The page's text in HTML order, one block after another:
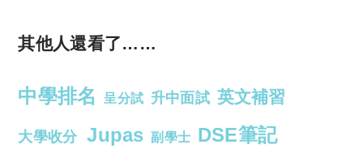
其他人還看了……
中學排名 呈分試 升中面試 英文補習
大學收分 Jupas 副學士 DSE筆記